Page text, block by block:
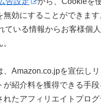
効にすることができます
ている情報からお客様個
、Amazon.co.jpを宣伝しリ
が紹介料を獲得できる手段
れたアフィリエイトプロ